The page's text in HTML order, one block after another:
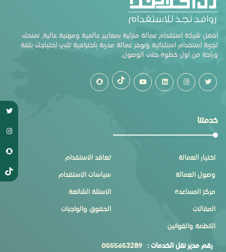
أفضل شركة استقدام عمالة منزلية بمعايير عالمية ومهنية عالية، نمنحك
تجربة استقدام استثنائية ونوفر عمالة مدربة باحترافية تلبي احتياجك بثقة
وراحة من أول خطوة حتى الوصول.
خدمتنا
اختيار العمالة تعاقد الاستقدام
وصول العمالة سياسات الاستقدام
مركز المساعدة الاسئلة الشائعة
المقالات الحقوق والواجبات
الأنظمة والقوانين
رقم مدير نقل الخدمات : 0555653289